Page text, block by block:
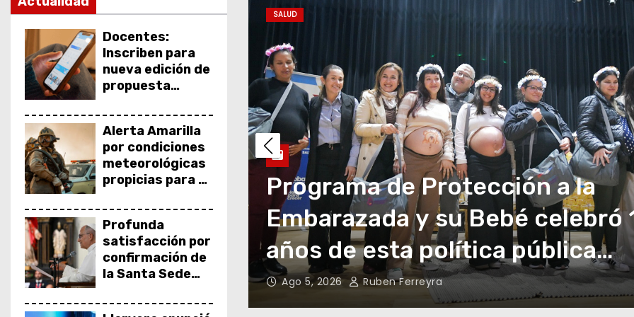
Docentes:
Inscriben para
nueva edición de
propuesta
«Educación
Financiera en el
Aula»
Alerta Amarilla
por condiciones
meteorológicas
propicias para el
Incendios
Forestales
Profunda
satisfacción por
confirmación de
la Santa Sede
Córdoba del
a la
Bebé celebró 10
pública
DEPORTES
Atletas de Centro Social
participaron de fecha del Gran
San Justo en Laspiur
Ago 5, 2026 Ruben Ferreyra